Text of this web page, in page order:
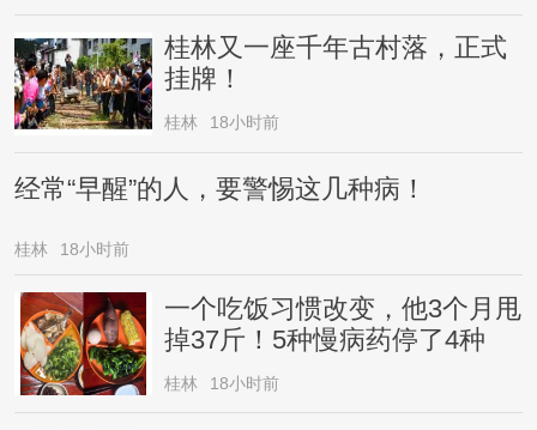
桂林又一座千年古村落，正式
挂牌！
桂林 18小时前
经常“早醒”的人，要警惕这几种病！
桂林 18小时前
一个吃饭习惯改变，他3个月甩
掉37斤！5种慢病药停了4种
桂林 18小时前